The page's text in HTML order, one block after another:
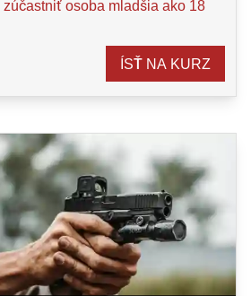
zúčastniť osoba mladšia ako 18
ÍSŤ NA KURZ